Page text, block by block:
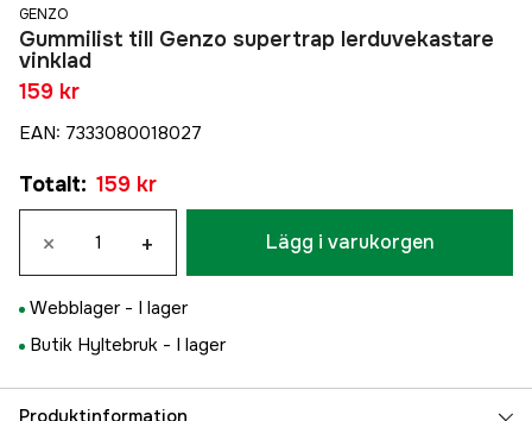
GENZO
Gummilist till Genzo supertrap lerduvekastare
vinklad
159 kr
EAN: 7333080018027
Totalt: 159 kr
× + Lägg i varukorgen
Webblager - I lager
Butik Hyltebruk - I lager